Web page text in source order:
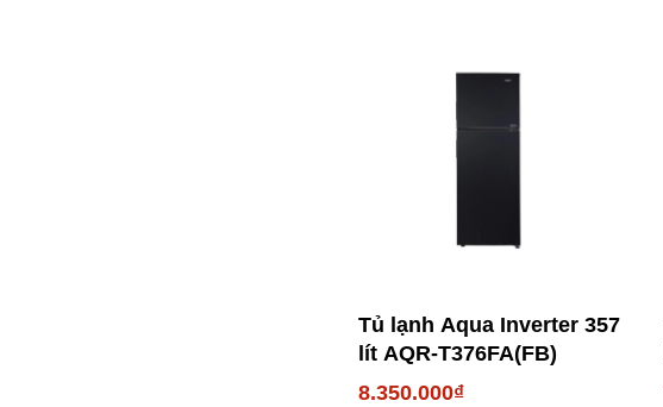
Tủ lạnh Aqua Inverter 357
lít AQR-T376FA(FB)
8.350.000₫